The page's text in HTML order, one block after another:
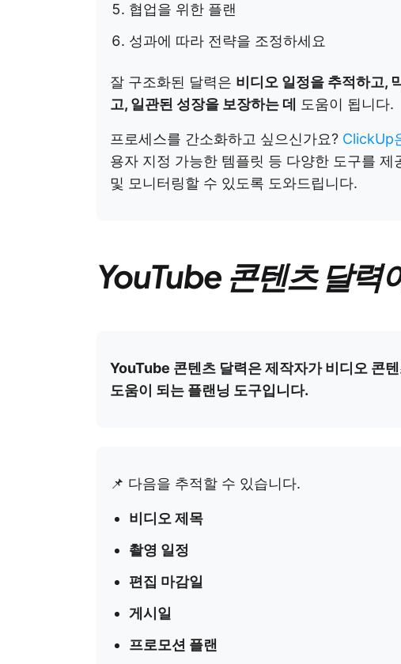
협업을 위한 플랜
성과에 따라 전략을 조정하세요
잘 구조화된 달력은 비디오 일정을 추적하고,
고, 일관된 성장을 보장하는 데
도움이 됩니다.
프로세스를 간소화하고 싶으신가요? ClickUp
용자 지정 가능한 템플릿 등 다양한 도구를
및 모니터링할 수 있도록 도와드립니다.
YouTube 콘텐츠 달력
YouTube 콘텐츠 달력은 제작자가 비디오 콘
도움이 되는 플랜닝 도구입니다.
📌 다음을 추적할 수 있습니다.
비디오 제목
촬영 일정
편집 마감일
게시일
프로모션 플랜